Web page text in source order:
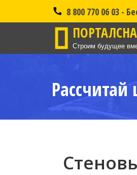
8 800 770 06 03 -
Строим будущее